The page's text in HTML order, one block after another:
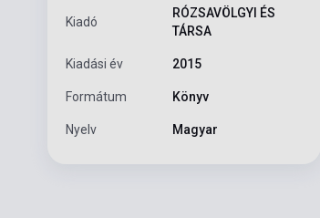
Kiadó
RÓZSAVÖLGYI ÉS
TÁRSA
Kiadási év 2015
Formátum Könyv
Nyelv Magyar